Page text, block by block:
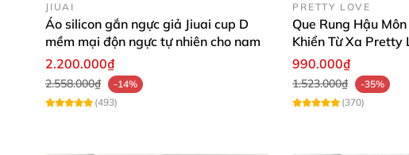
Lưu Ý:
Tháo Pin rời ra khỏi sản phẩm trước khi vệ sinhhoặc
Bảo quản nơi khô thoáng , tránh tiếp xúc trực tiếpvới
JIUAI
Áo silicon gắn ngực giả Jiuai cup D
mềm mại độn ngực tự nhiên cho nam
2.200.000₫
2.558.000₫
-14%
(493)
PRETTY LOVE
Que Rung Hậu
Khiển Từ Xa Pretty
990.000₫
1.523.000₫
-35%
(370)